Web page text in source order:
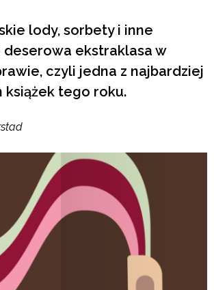
lody, sorbety i inne
deserowa ekstraklasa w
czyli jedna z najbardziej
książek tego roku.